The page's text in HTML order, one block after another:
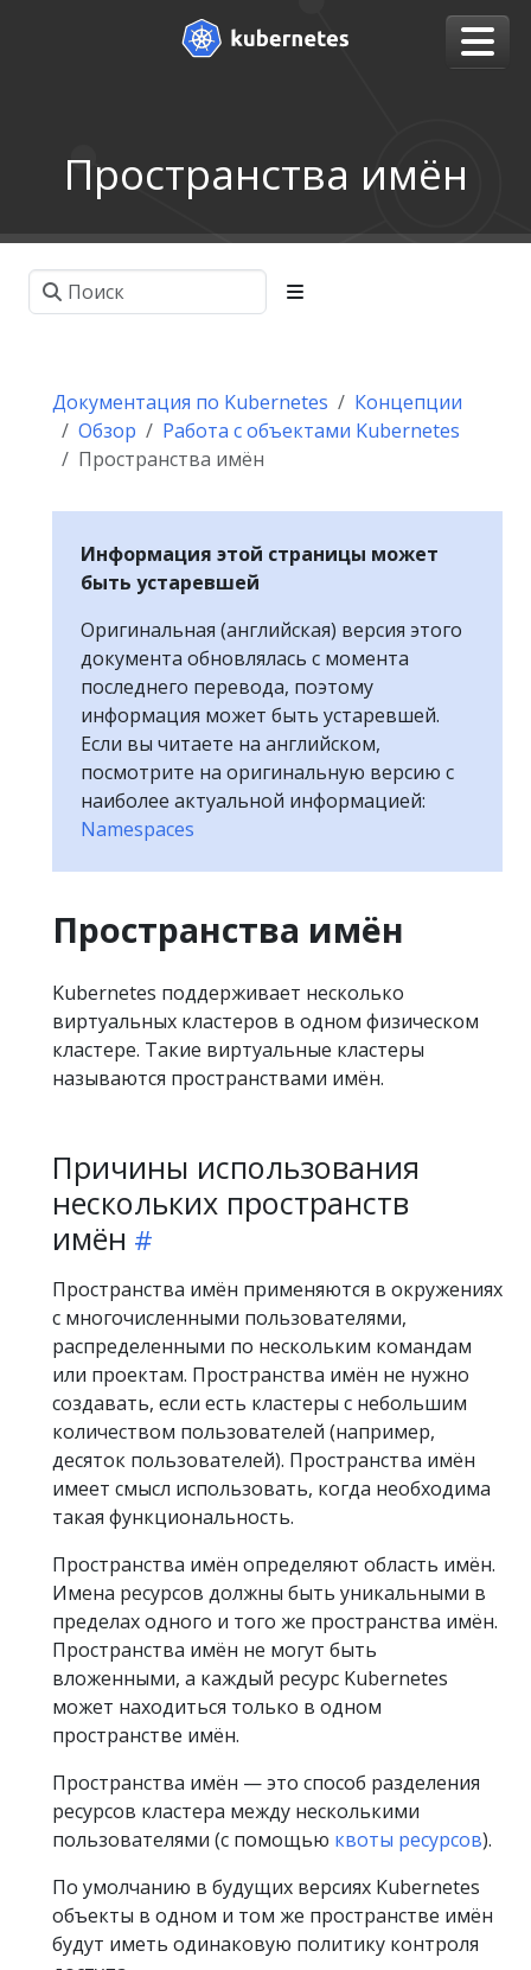
Пространства имён
Документация по Kubernetes
Концепции
Обзор
Работа с объектами Kubernetes
Пространства имён
Информация этой страницы может
быть устаревшей
Оригинальная (английская) версия этого
документа обновлялась с момента
последнего перевода, поэтому
информация может быть устаревшей.
Если вы читаете на английском,
посмотрите на оригинальную версию с
наиболее актуальной информацией:
Namespaces
Пространства имён
Kubernetes поддерживает несколько
виртуальных кластеров в одном физическом
кластере. Такие виртуальные кластеры
называются пространствами имён.
Причины использования
нескольких пространств
имён
Пространства имён применяются в окружениях
с многочисленными пользователями,
распределенными по нескольким командам
или проектам. Пространства имён не нужно
создавать, если есть кластеры с небольшим
количеством пользователей (например,
десяток пользователей). Пространства имён
имеет смысл использовать, когда необходима
такая функциональность.
Пространства имён определяют область имён.
Имена ресурсов должны быть уникальными в
пределах одного и того же пространства имён.
Пространства имён не могут быть
вложенными, а каждый ресурс Kubernetes
может находиться только в одном
пространстве имён.
Пространства имён — это способ разделения
ресурсов кластера между несколькими
пользователями (с помощью квоты ресурсов).
По умолчанию в будущих версиях Kubernetes
объекты в одном и том же пространстве имён
будут иметь одинаковую политику контроля